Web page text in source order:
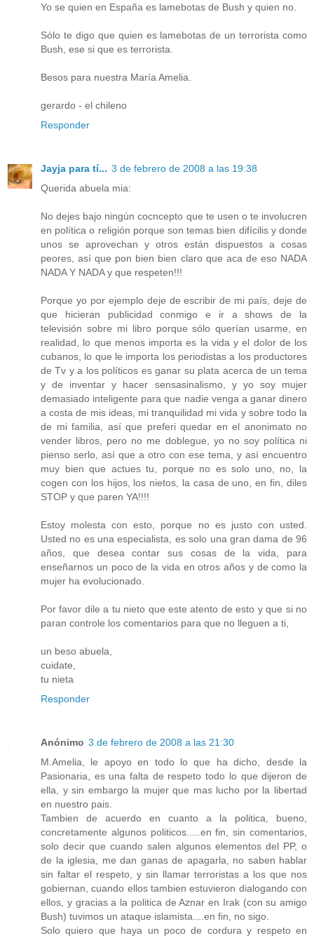
Yo se quien en España es lamebotas de Bush y quien no.
Sólo te digo que quien es lamebotas de un terrorista como
Bush, ese si que es terrorista.
Besos para nuestra María Amelia.
gerardo - el chileno
Responder
Jayja para tí... 3 de febrero de 2008 a las 19:38
Querida abuela mia:
No dejes bajo ningún cocncepto que te usen o te involucren
en política o religión porque son temas bien difícilis y donde
unos se aprovechan y otros están dispuestos a cosas
peores, así que pon bien bien claro que aca de eso NADA
NADA Y NADA y que respeten!!!
Porque yo por ejemplo deje de escribir de mi país, deje de
que hicieran publicidad conmigo e ir a shows de la
televisión sobre mi libro porque sólo querían usarme, en
realidad, lo que menos importa es la vida y el dolor de los
cubanos, lo que le importa los periodistas a los productores
de Tv y a los políticos es ganar su plata acerca de un tema
y de inventar y hacer sensasinalismo, y yo soy mujer
demasiado inteligente para que nadie venga a ganar dinero
a costa de mis ideas, mi tranquilidad mi vida y sobre todo la
de mi familia, así que preferi quedar en el anonimato no
vender libros, pero no me doblegue, yo no soy política ni
pienso serlo, así que a otro con ese tema, y así encuentro
muy bien que actues tu, porque no es solo uno, no, la
cogen con los hijos, los nietos, la casa de uno, en fin, diles
STOP y que paren YA!!!!
Estoy molesta con esto, porque no es justo con usted.
Usted no es una especialista, es solo una gran dama de 96
años, que desea contar sus cosas de la vida, para
enseñarnos un poco de la vida en otros años y de como la
mujer ha evolucionado.
Por favor dile a tu nieto que este atento de esto y que si no
paran controle los comentarios para que no lleguen a ti,
un beso abuela,
cuidate,
tu nieta
Responder
Anónimo 3 de febrero de 2008 a las 21:30
M.Amelia, le apoyo en todo lo que ha dicho, desde la
Pasionaria, es una falta de respeto todo lo que dijeron de
ella, y sin embargo la mujer que mas lucho por la libertad
en nuestro pais.
Tambien de acuerdo en cuanto a la politica, bueno,
concretamente algunos politicos.....en fin, sin comentarios,
solo decir que cuando salen algunos elementos del PP, o
de la iglesia, me dan ganas de apagarla, no saben hablar
sin faltar el respeto, y sin llamar terroristas a los que nos
gobiernan, cuando ellos tambien estuvieron dialogando con
ellos, y gracias a la politica de Aznar en Irak (con su amigo
Bush) tuvimos un ataque islamista....en fin, no sigo.
Solo quiero que haya un poco de cordura y respeto en